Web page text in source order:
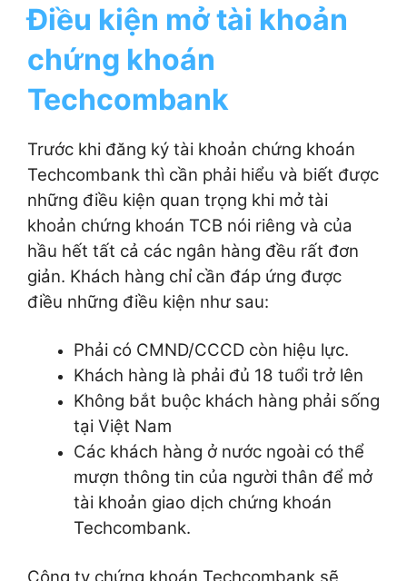
Điều kiện mở tài khoản
chứng khoán
Techcombank
Trước khi đăng ký tài khoản chứng khoán
Techcombank thì cần phải hiểu và biết được
những điều kiện quan trọng khi mở tài
khoản chứng khoán TCB nói riêng và của
hầu hết tất cả các ngân hàng đều rất đơn
giản. Khách hàng chỉ cần đáp ứng được
điều những điều kiện như sau:
Phải có CMND/CCCD còn hiệu lực.
Khách hàng là phải đủ 18 tuổi trở lên
Không bắt buộc khách hàng phải sống
tại Việt Nam
Các khách hàng ở nước ngoài có thể
mượn thông tin của người thân để mở
tài khoản giao dịch chứng khoán
Techcombank.
Công ty chứng khoán Techcombank sẽ